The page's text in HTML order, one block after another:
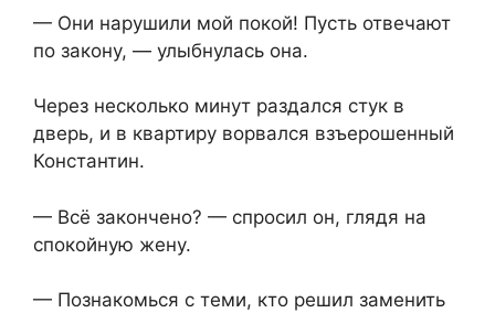
— Они нарушили мой покой! Пусть отвечают
по закону, — улыбнулась она.
Через несколько минут раздался стук в
дверь, и в квартиру ворвался взъерошенный
Константин.
— Всё закончено? — спросил он, глядя на
спокойную жену.
— Познакомься с теми, кто решил заменить